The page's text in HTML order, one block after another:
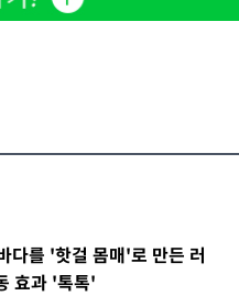
다를 '핫걸 몸매'로 만든 러
효과 '톡톡'